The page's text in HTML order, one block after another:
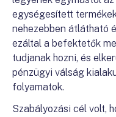
egységesített
nehezebben átlátható
ezáltal a befektetők
tudjanak hozni, és
pénzügyi válság
folyamatok.
Szabályozási cél volt,